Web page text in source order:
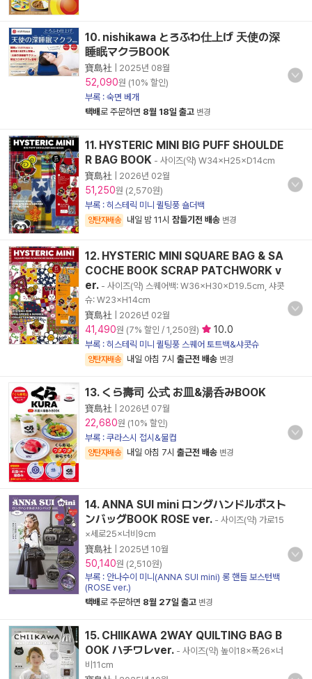
10. nishikawa とろふわ仕上げ 天使の深
睡眠マクラBOOK
寶島社 2025년 08월
52,090원 (10% 할인)
부록 : 숙면 베개
택배로 주문하면 8월 18일 출고 변경
11. HYSTERIC MINI BIG PUFF SHOULDE
R BAG BOOK - 사이즈(약) W34×H25×D14cm
寶島社
2026년 02월
51,250원 (2,570원)
부록 : 히스테릭 미니 퀼팅풍 숄더백
양탄자배송 내일 밤 11시 잠들기전 배송 변경
12. HYSTERIC MINI SQUARE BAG & SA
COCHE BOOK SCRAP PATCHWORK v
er. - 사이즈(약) 스퀘어백: W36×H30×D19.5cm, 샤콧
슈: W23×H14cm
寶島社
2026년 02월
41,490원 (7% 할인 / 1,250원) 10.0
부록 : 히스테릭 미니 퀼팅풍 스퀘어 토트백&샤콧슈
양탄자배송 내일 아침 7시 출근전 배송 변경
13. くら壽司 公式 お皿&湯呑みBOOK
寶島社 2026년 07월
22,680원 (10% 할인)
부록 : 쿠라스시 접시&물컵
양탄자배송 내일 아침 7시 출근전 배송 변경
14. ANNA SUI mini ロングハンドルボスト
ンバッグBOOK ROSE ver. - 사이즈(약) 가로15
×세로25×너비9cm
寶島社
2025년 10월
50,140원 (2,510원)
부록 : 안나수이 미니(ANNA SUI mini) 롱 핸들 보스턴백
(ROSE ver.)
택배로 주문하면 8월 27일 출고 변경
15. CHIIKAWA 2WAY QUILTING BAG B
OOK ハチワレver. - 사이즈(약) 높이18×폭26×너
비11cm